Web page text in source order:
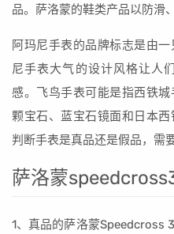
品。萨洛蒙的鞋类产品以防滑
阿玛尼手表的品牌标志是由
尼手表大气的设计风格让人
感。飞鸟手表可能是指西铁
颗宝石、蓝宝石镜面和日本
判断手表是真品还是假品，需
萨洛蒙
1、真品的萨洛蒙Speedcross